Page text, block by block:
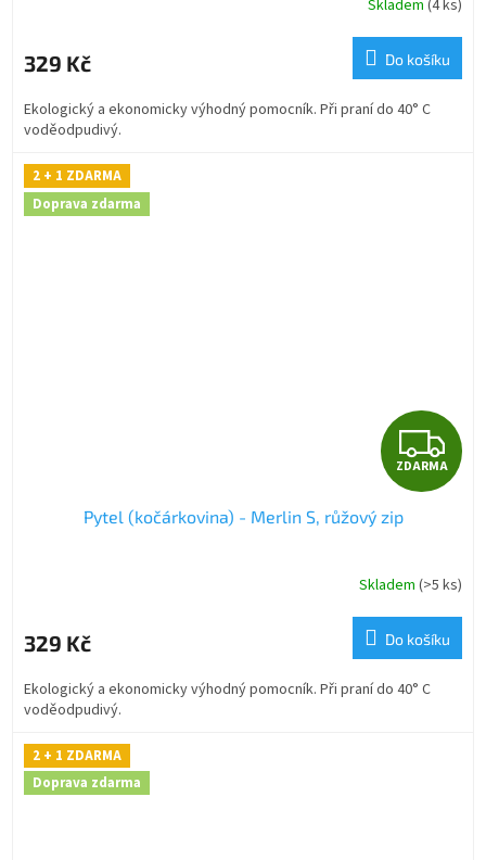
M
A
Skladem (4 ks)
329 Kč Do košíku
Ekologický a ekonomicky výhodný pomocník. Při praní do 40° C
voděodpudivý.
2 + 1 ZDARMA
Doprava zdarma
Z
D
R
M
A
ZDARMA
Pytel (kočárkovina) - Merlin S, růžový zip
Skladem (>5 ks)
329 Kč Do košíku
Ekologický a ekonomicky výhodný pomocník. Při praní do 40° C
voděodpudivý.
2 + 1 ZDARMA
Doprava zdarma